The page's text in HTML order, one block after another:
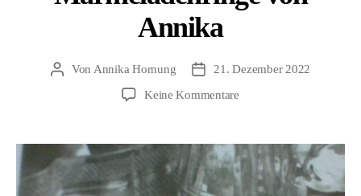
Annika
Beitragsautor
Von Annika Hornung Beitragsdatum
21. Dezember 2022
Keine Kommentarezu
Annika